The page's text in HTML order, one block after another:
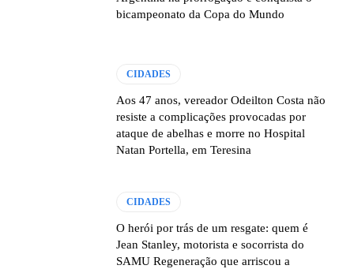
bicampeonato da Copa do Mundo
CIDADES
Aos 47 anos, vereador Odeilton Costa não
resiste a complicações provocadas por
ataque de abelhas e morre no Hospital
Natan Portella, em Teresina
CIDADES
O herói por trás de um resgate: quem é
Jean Stanley, motorista e socorrista do
SAMU Regeneração que arriscou a